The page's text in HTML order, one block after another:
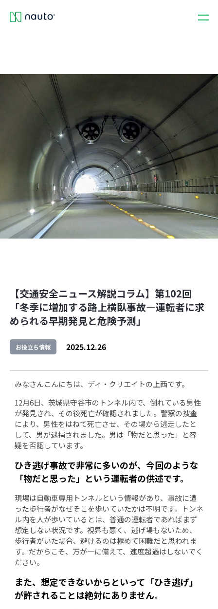
【交通安全ニュース解説コラム】第102回
「冬季に増加する路上横臥事故―運転者に求
められる早期発見と危険予測」
お役立ち情報 2025.12.26
みなさんこんにちは、ディ・クリエイトの上西です。
12月6日、茨城県守谷市のトンネル内で、倒れている男性
が発見され、その後死亡が確認されました。警察の捜査
により、男性をはねて死亡させ、その場から逃走したと
して、男が逮捕されました。男は「物だと思った」と容
疑を否認しています。
ひき逃げ事故で非常に多いのが、今回のような
「物だと思った」という運転者の供述です。
現場は自動車専用トンネルという情報があり、事故に遭
った歩行者がなぜそこを歩いていたかは不明です。トンネ
ル内を人が歩いているとは、普通の運転者であればまず
想定しない状況です。視界も悪く、逃げ場もないため、
歩行者がいた場合、避けるのは極めて困難だと思われま
す。だからこそ、万が一に備えて、速度超過はしないでく
ださい。
また、想定できないからといって「ひき逃げ」
が許されることは絶対にありません。